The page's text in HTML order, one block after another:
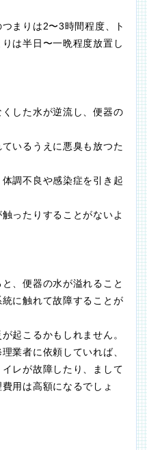
まりは2〜3時間程度、ト
は半日〜一晩程度放置し
した水が逆流し、便器の
いるうえに悪臭も放つた
調不良や感染症を引き起
ったりすることがないよ
、便器の水が溢れること
に触れて故障することが
起こるかもしれません。
業者に依頼していれば、
レが故障したり、まして
用は高額になるでしょ